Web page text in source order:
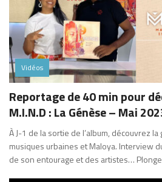
Vidéos
Reportage de 40 min pour
M.I.N.D : La Génèse – Mai
À J-1 de la sortie de l’album, découvrez
musiques urbaines et Maloya. Interview
de son entourage et des artistes…